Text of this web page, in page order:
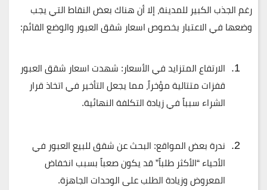
رغم الجذب الكبير للمدينة، إلا أن هناك بعض النقاط التي يجب
وضعها في الاعتبار بخصوصاسعار شقق العبور والوضع القائم:
الارتفاع المتزايد في الأسعار: شهدتاسعار شقق العبور
قفزات متتالية مؤخراً، مما يجعل التأخير في اتخاذ قرار
الشراء سبباً في زيادة التكلفة النهائية.
ندرة بعض المواقع: البحث عنشقق للبيع العبور في
الأحياء “الأكثر طلباً” قد يكون صعباً بسبب انخفاض
المعروض وزيادة الطلب على الوحدات الجاهزة.